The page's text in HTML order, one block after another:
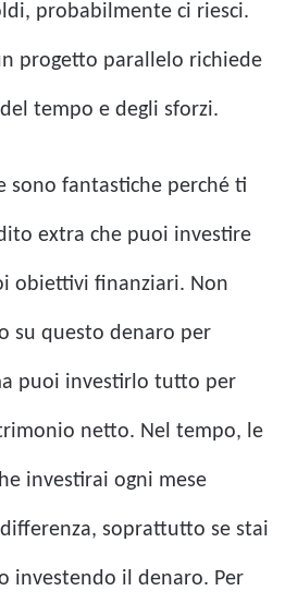
probabilmente ci riesci.
progetto parallelo richiede
tempo e degli sforzi.
sono fantastiche perché ti
extra che puoi investire
obiettivi finanziari. Non
su questo denaro per
puoi investirlo tutto per
netto. Nel tempo, le
investirai ogni mese
soprattutto se stai
investendo il denaro. Per